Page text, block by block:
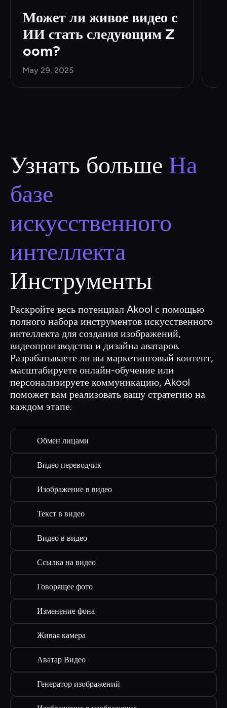
Может ли живое видео с
ИИ стать следующим Z
oom?
May 29, 2025
Узнать больше На
базе
искусственного
интеллекта
Инструменты
Раскройте весь потенциал Akool с помощью
полного набора инструментов искусственного
интеллекта для создания изображений,
видеопроизводства и дизайна аватаров.
Разрабатываете ли вы маркетинговый контент,
масштабируете онлайн-обучение или
персонализируете коммуникацию, Akool
поможет вам реализовать вашу стратегию на
каждом этапе.
Обмен лицами
Видео переводчик
Изображение в видео
Текст в видео
Видео в видео
Ссылка на видео
Говорящее фото
Изменение фона
Живая камера
Аватар Видео
Генератор изображений